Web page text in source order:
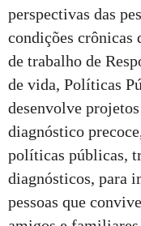
perspectivas das
condições crônicas
de trabalho de
de vida, Políticas
desenvolve
diagnóstico
políticas públicas,
diagnósticos, para
pessoas que